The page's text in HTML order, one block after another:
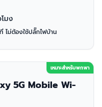
มง
ไม่ต้องใช้ปลั๊กไฟบ้าน
เหมาะสำหรับพกพา
5G Mobile Wi-